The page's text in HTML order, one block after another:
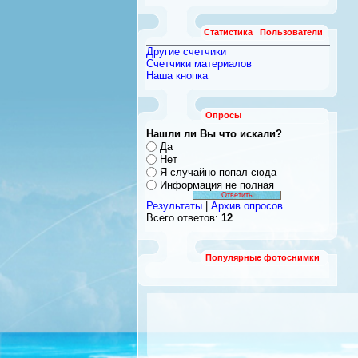
Статистика Пользователи
Другие счетчики
Счетчики материалов
Наша кнопка
Опросы
Нашли ли Вы что искали?
Да
Нет
Я случайно попал сюда
Информация не полная
Результаты
Архив опросов
Всего ответов: 12
Популярные фотоснимки